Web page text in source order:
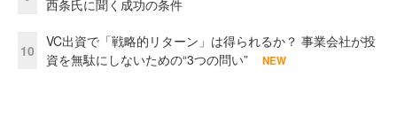
西条氏に聞く成功の条件
10
VC出資で「戦略的リターン」は得られるか？ 事業会社が投
資を無駄にしないための“3つの問い”
NEW